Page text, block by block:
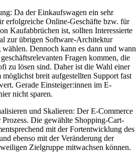
Da der Einkaufswagen ein sehr
erfolgreiche Online-Geschäfte bzw. für
Kaufabbrüchen ist, sollten Interessierte
zur übrigen Software-Architektur
Dennoch kann es dann und wann
Fragen kommen, die
zu lösen sind. Daher ist die Wahl einer
breit aufgestellten Support fast
Gerade Einsteiger:innen im E-
nicht sparen.
und Skalieren: Der E-Commerce
Die gewählte Shopping-Cart-
mit der Fortentwicklung des
ebenso mit der Veränderung der
Zielgruppe mitwachsen können.